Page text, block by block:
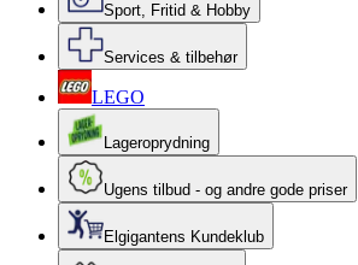
Sport, Fritid & Hobby
Services & tilbehør
LEGO
Lageroprydning
Ugens tilbud - og andre gode priser
Elgigantens Kundeklub